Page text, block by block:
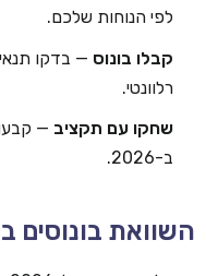
לפי הנוחות שלכם.
קבלו בונוס
רלוונטי.
שחקו עם תקציב —
ב-2026.
השוואת בונוסים ב-5